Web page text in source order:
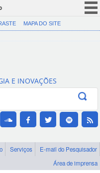
CORONAVÍRUS (COVID-19)
Canais
MAPA DO SITE
E INOVAÇÕES
Serviços
E-mail do Pesquisador
Área de imprensa